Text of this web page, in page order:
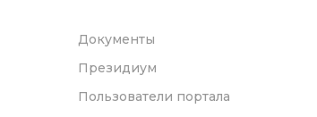
Документы
Президиум
Пользователи портала